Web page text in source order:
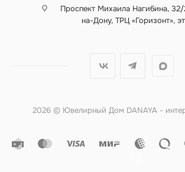
Проспект Михаила Нагибина,
на-Дону, ТРЦ «Горизонт»,
2026 © Ювелирный Дом DANAYA -